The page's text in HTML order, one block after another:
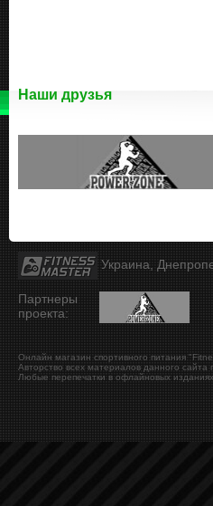
Наши друзья
Украина,
Партнеры
проекта:
Онлайн магазин спортивного питания
Авторство всех материалов данного
Любые перепечатки в офлайновых